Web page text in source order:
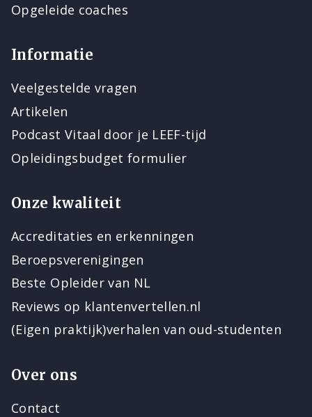
Opgeleide coaches
Informatie
Veelgestelde vragen
Artikelen
Podcast Vitaal door je LEEF-tijd
Opleidingsbudget formulier
Onze kwaliteit
Accreditaties en erkenningen
Beroepsverenigingen
Beste Opleider van NL
Reviews op klantenvertellen.nl
(Eigen praktijk)verhalen van oud-studenten
Over ons
Contact